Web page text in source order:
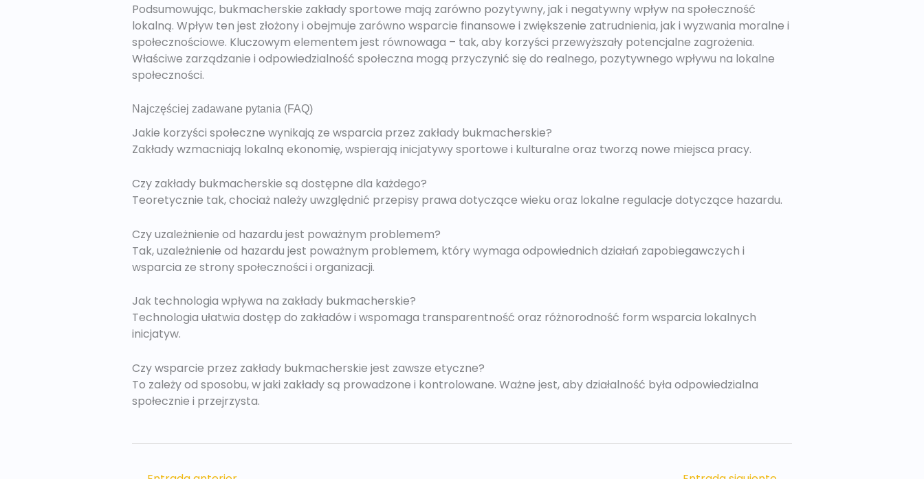
Podsumowując, bukmacherskie zakłady sportowe mają zarówno pozytywny, jak i negatywny wpływ na społeczność
lokalną. Wpływ ten jest złożony i obejmuje zarówno wsparcie finansowe i zwiększenie zatrudnienia, jak i wyzwania moralne i
społecznościowe. Kluczowym elementem jest równowaga – tak, aby korzyści przewyższały potencjalne zagrożenia.
Właściwe zarządzanie i odpowiedzialność społeczna mogą przyczynić się do realnego, pozytywnego wpływu na lokalne
społeczności.
Najczęściej zadawane pytania (FAQ)
Jakie korzyści społeczne wynikają ze wsparcia przez zakłady bukmacherskie?
Zakłady wzmacniają lokalną ekonomię, wspierają inicjatywy sportowe i kulturalne oraz tworzą nowe miejsca pracy.
Czy zakłady bukmacherskie są dostępne dla każdego?
Teoretycznie tak, chociaż należy uwzględnić przepisy prawa dotyczące wieku oraz lokalne regulacje dotyczące hazardu.
Czy uzależnienie od hazardu jest poważnym problemem?
Tak, uzależnienie od hazardu jest poważnym problemem, który wymaga odpowiednich działań zapobiegawczych i
wsparcia ze strony społeczności i organizacji.
Jak technologia wpływa na zakłady bukmacherskie?
Technologia ułatwia dostęp do zakładów i wspomaga transparentność oraz różnorodność form wsparcia lokalnych
inicjatyw.
Czy wsparcie przez zakłady bukmacherskie jest zawsze etyczne?
To zależy od sposobu, w jaki zakłady są prowadzone i kontrolowane. Ważne jest, aby działalność była odpowiedzialna
społecznie i przejrzysta.